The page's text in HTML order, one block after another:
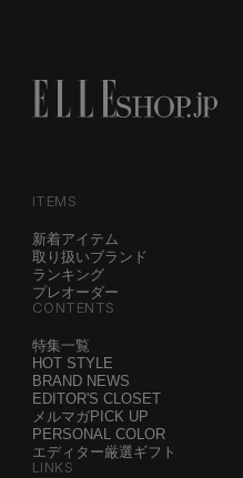
ITEMS
新着アイテム
取り扱いブランド
ランキング
プレオーダー
CONTENTS
特集一覧
HOT STYLE
BRAND NEWS
EDITOR'S CLOSET
メルマガPICK UP
PERSONAL COLOR
エディター厳選ギフト
LINKS